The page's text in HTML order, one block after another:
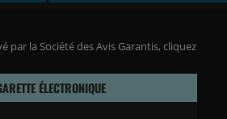
par la Société des Avis Garantis, cliquez
ÉLECTRONIQUE